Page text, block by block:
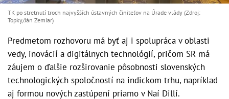
TK po stretnutí troch najvyšších ústavných činiteľov na Úrade vlády (Zdroj:
Topky/Ján Zemiar)
Predmetom rozhovoru má byť aj i spolupráca v oblasti
vedy, inovácií a digitálnych technológií, pričom SR má
záujem o ďalšie rozširovanie pôsobnosti slovenských
technologických spoločností na indickom trhu, napríklad
aj formou nových zastúpení priamo v Naí Dillí.